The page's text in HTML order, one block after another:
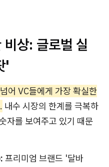
상: 글로벌 실
'
어 VC들에게 가장 확실한
내수 시장의 한계를 극복하
자를 보여주고 있기 때문
프리미엄 브랜드 '달바